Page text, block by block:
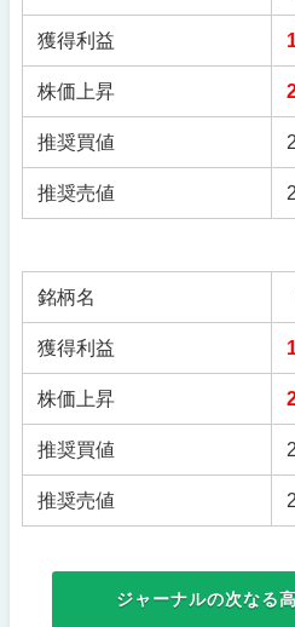
獲得利益
株価上昇
推奨買値
推奨売値
銘柄名
獲得利益
株価上昇
推奨買値
推奨売値
ジャーナルの次なる